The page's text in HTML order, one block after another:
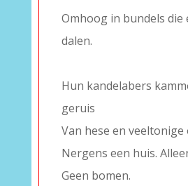
Omhoog in bundels die
dalen.
Hun kandelabers
geruis
Van hese en
Nergens een huis.
Geen bomen.